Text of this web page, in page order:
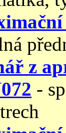
z
-